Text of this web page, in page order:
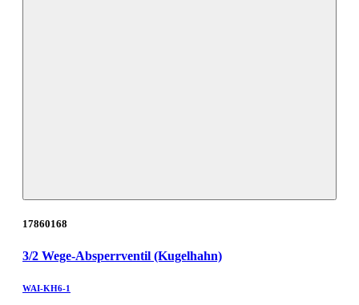
17860168
3/2 Wege-Absperrventil (Kugelhahn)
WAI-KH6-1